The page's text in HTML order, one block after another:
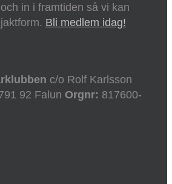
in i framtiden så vi kan
Bli medlem idag!
c/o Rolf Karlsson
92 Falun Orgnr: 817600-